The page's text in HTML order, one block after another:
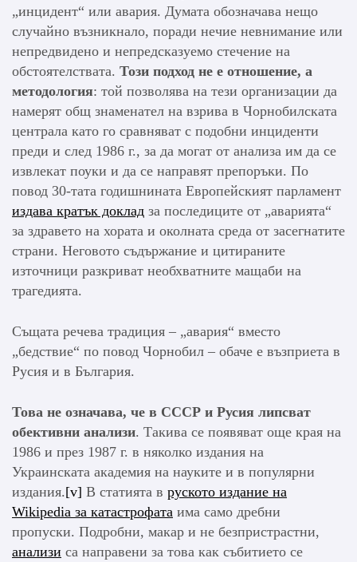
„инцидент“ или авария. Думата обозначава нещо
случайно възникнало, поради нечие невнимание или
непредвидено и непредсказуемо стечение на
обстоятелствата. Този подход не е отношение, а
методология: той позволява на тези организации да
намерят общ знаменател на взрива в Чорнобилската
централа като го сравняват с подобни инциденти
преди и след 1986 г., за да могат от анализа им да се
извлекат поуки и да се направят препоръки. По
повод 30-тата годишнината Европейският парламент
издава кратък доклад за последиците от „аварията“
за здравето на хората и околната среда от засегнатите
страни. Неговото съдържание и цитираните
източници разкриват необхватните мащаби на
трагедията.
Същата речева традиция – „авария“ вместо
„бедствие“ по повод Чорнобил – обаче е възприета в
Русия и в България.
Това не означава, че в СССР и Русия липсват
обективни анализи. Такива се появяват още края на
1986 и през 1987 г. в няколко издания на
Украинската академия на науките и в популярни
издания.[v] В статията в руското издание на
Wikipedia за катастрофата има само дребни
пропуски. Подробни, макар и не безпристрастни,
анализи са направени за това как събитието се